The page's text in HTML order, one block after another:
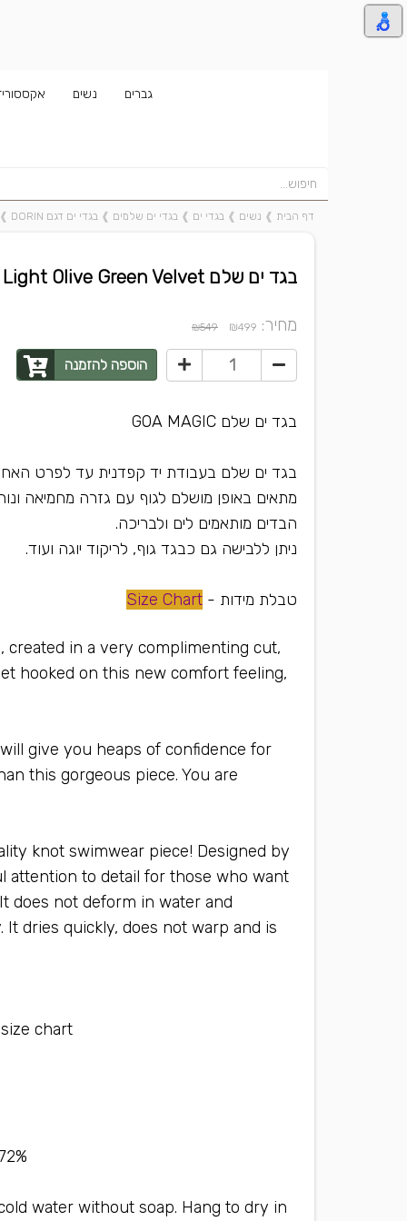
גברים נשים
דף הבית ❱ נשים ❱ בגדי ים ❱ בגדי ים שלמים ❱ בגדי ים דגם DORIN ❱
בגד ים שלם DORIN - Light Olive Green Velvet
מחיר: ₪499
₪549
הוספה להזמנה
בגד ים שלם GOA MAGIC
בגד ים שלם בעבודת יד קפדנית עד לפרט
מתאים באופן מושלם לגוף עם גזרה מחמיאה
הבדים מותאמים לים ולבריכה.
ניתן ללבישה גם כבגד גוף, לריקוד יוגה ועוד.
טבלת מידות - Size Chart
created in a very complimenting cut,
hooked on this new comfort feeling,
give you heaps of confidence for
this gorgeous piece. You are
knot swimwear piece! Designed by
attention to detail for those who want
does not deform in water and
dries quickly, does not warp and is
Available : S-36\38, M-38\40 *View size chart*
water without soap. Hang to dry in